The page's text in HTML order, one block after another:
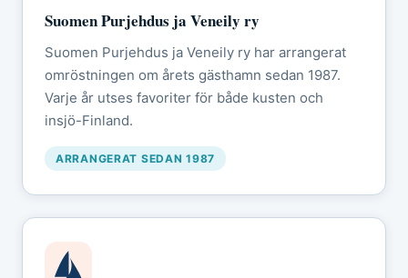
Suomen Purjehdus ja Veneily ry
Suomen Purjehdus ja Veneily ry har arrangerat
omröstningen om årets gästhamn sedan 1987.
Varje år utses favoriter för både kusten och
insjö-Finland.
ARRANGERAT SEDAN 1987